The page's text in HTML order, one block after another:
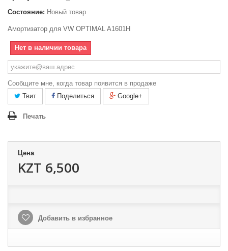
Состояние: Новый товар
Амортизатор для VW OPTIMAL A1601H
Нет в наличии товара
Сообщите мне, когда товар появится в продаже
Твит
Поделиться Google+
Печать
Цена
KZT 6,500
Добавить в избранное